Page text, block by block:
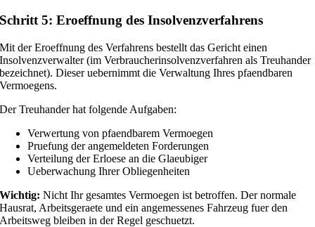
Schritt 5: Eroeffnung des Insolvenzverfahrens
Mit der Eroeffnung des Verfahrens bestellt das Gericht einen
Insolvenzverwalter (im Verbraucherinsolvenzverfahren als Treuhander
bezeichnet). Dieser uebernimmt die Verwaltung Ihres pfaendbaren
Vermoegens.
Der Treuhander hat folgende Aufgaben:
Verwertung von pfaendbarem Vermoegen
Pruefung der angemeldeten Forderungen
Verteilung der Erloese an die Glaeubiger
Ueberwachung Ihrer Obliegenheiten
Wichtig: Nicht Ihr gesamtes Vermoegen ist betroffen. Der normale
Hausrat, Arbeitsgeraete und ein angemessenes Fahrzeug fuer den
Arbeitsweg bleiben in der Regel geschuetzt.